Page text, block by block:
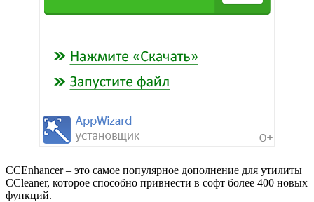
CCEnhancer – это самое популярное дополнение для утилиты
CCleaner, которое способно привнести в софт более 400 новых
функций.